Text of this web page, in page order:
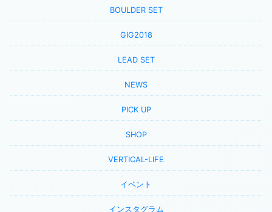
BOULDER SET
GIG2018
LEAD SET
NEWS
PICK UP
SHOP
VERTICAL-LIFE
イベント
インスタグラム